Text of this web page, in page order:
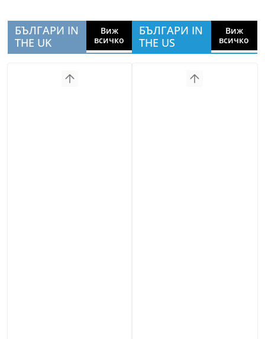
БЪЛГАРИ IN
THE UK
Виж
всичко
БЪЛГАРИ IN
THE US
Виж
всичко